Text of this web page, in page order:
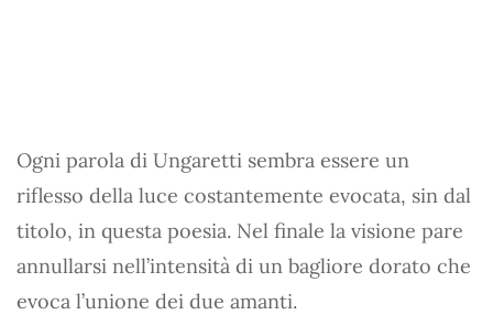
Ogni parola di Ungaretti sembra essere un
riflesso della luce costantemente evocata, sin dal
titolo, in questa poesia. Nel finale la visione pare
annullarsi nell’intensità di un bagliore dorato che
evoca l’unione dei due amanti.